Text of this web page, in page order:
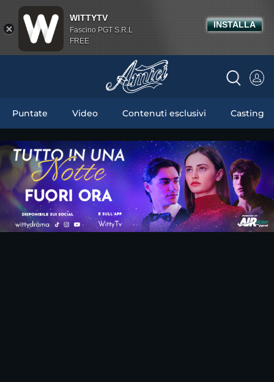
Puntate Video Contenuti esclusivi Casting
WITTYTV
Fascino PGT S.R.L
FREE
INSTALLA